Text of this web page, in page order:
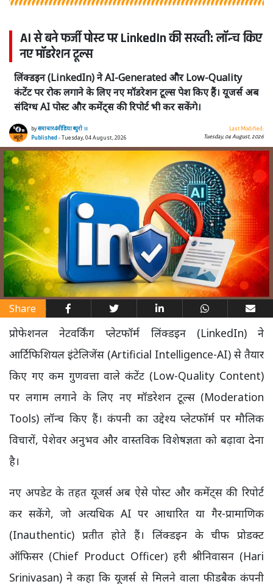
AI से बने फर्जी पोस्ट पर LinkedIn की सख्ती: लॉन्च किए
नए मॉडरेशन टूल्स
लिंक्डइन (LinkedIn) ने AI-Generated और Low-Quality
कंटेंट पर रोक लगाने के लिए नए मॉडरेशन टूल्स पेश किए हैं। यूजर्स अब
संदिग्ध AI पोस्ट और कमेंट्स की रिपोर्ट भी कर सकेंगे।
byसमाचार4मीडिया ब्यूरो ।।
Published- Tuesday, 04 August, 2026
Last Modified:
Tuesday, 04 August, 2026
Share
प्रोफेशनल नेटवर्किंग प्लेटफॉर्म लिंक्डइन (LinkedIn) ने
आर्टिफिशियल इंटेलिजेंस (Artificial Intelligence-AI) से तैयार
किए गए कम गुणवत्ता वाले कंटेंट (Low-Quality Content)
पर लगाम लगाने के लिए नए मॉडरेशन टूल्स (Moderation
Tools) लॉन्च किए हैं। कंपनी का उद्देश्य प्लेटफॉर्म पर मौलिक
विचारों, पेशेवर अनुभव और वास्तविक विशेषज्ञता को बढ़ावा देना
है।
नए अपडेट के तहत यूजर्स अब ऐसे पोस्ट और कमेंट्स की रिपोर्ट
कर सकेंगे, जो अत्यधिक AI पर आधारित या गैर-प्रामाणिक
(Inauthentic) प्रतीत होते हैं। लिंक्डइन के चीफ प्रोडक्ट
ऑफिसर (Chief Product Officer) हरी श्रीनिवासन (Hari
Srinivasan) ने कहा कि यूजर्स से मिलने वाला फीडबैक कंपनी